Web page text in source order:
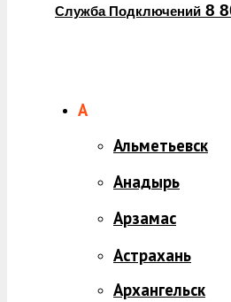
Служба Подключений 8
А
Альметьевск
Анадырь
Арзамас
Астрахань
Архангельск